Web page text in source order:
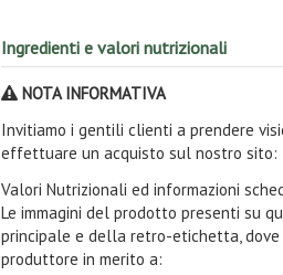
Ingredienti e valori nutrizionali
NOTA INFORMATIVA
Invitiamo i gentili clienti a prendere
effettuare un acquisto sul nostro sito:
Valori Nutrizionali ed informazioni
Le immagini del prodotto presenti su
principale e della retro-etichetta,
produttore in merito a: